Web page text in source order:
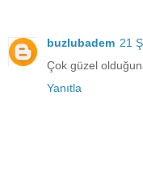
buzlubadem 21
Çok güzel
Yanıtla